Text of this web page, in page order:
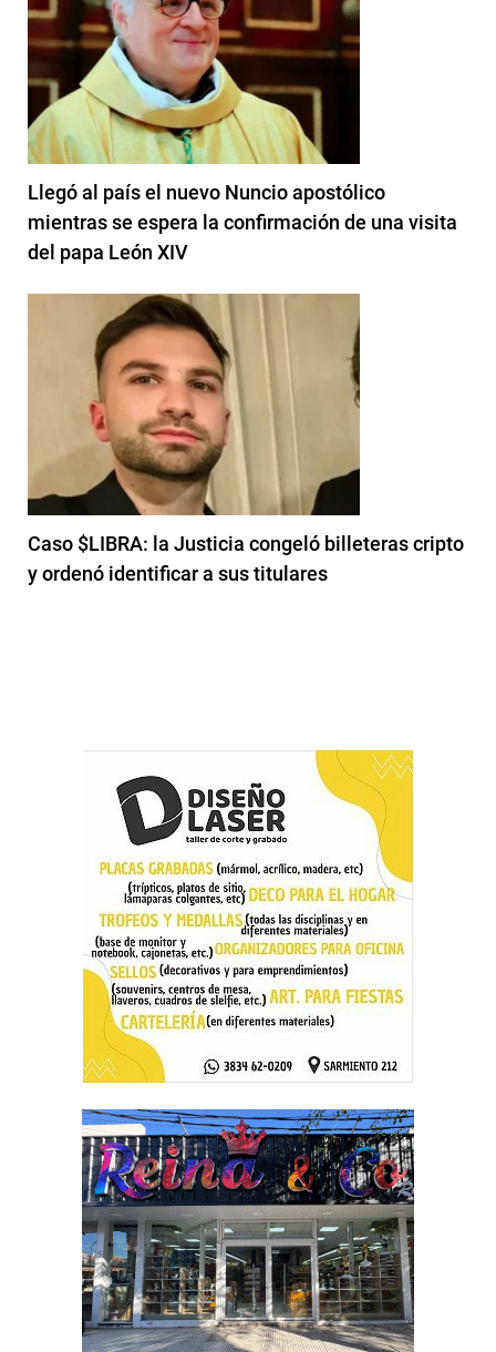
Llegó al país el nuevo Nuncio apostólico
mientras se espera la confirmación de una visita
del papa León XIV
Caso $LIBRA: la Justicia congeló billeteras cripto
y ordenó identificar a sus titulares